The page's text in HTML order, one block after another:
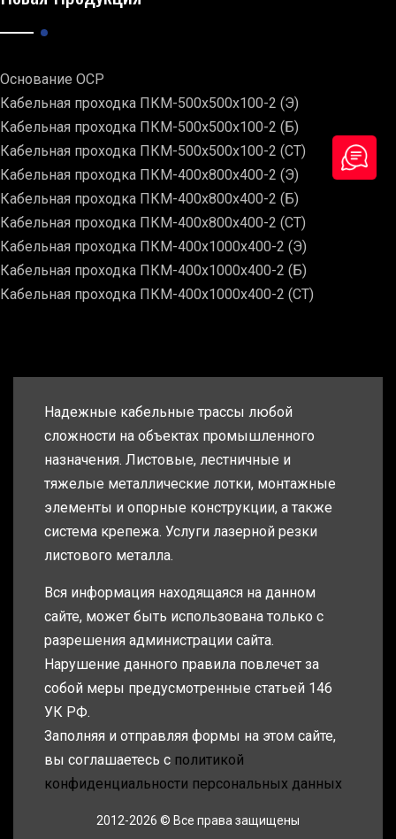
Основание ОСР
Кабельная проходка ПКМ-500х500х100-2 (Э)
Кабельная проходка ПКМ-500х500х100-2 (Б)
Кабельная проходка ПКМ-500х500х100-2 (СТ)
Кабельная проходка ПКМ-400х800х400-2 (Э)
Кабельная проходка ПКМ-400х800х400-2 (Б)
Кабельная проходка ПКМ-400х800х400-2 (СТ)
Кабельная проходка ПКМ-400х1000х400-2 (Э)
Кабельная проходка ПКМ-400х1000х400-2 (Б)
Кабельная проходка ПКМ-400х1000х400-2 (СТ)
Надежные кабельные трассы любой
сложности на объектах промышленного
назначения. Листовые, лестничные и
тяжелые металлические лотки, монтажные
элементы и опорные конструкции, а также
система крепежа. Услуги лазерной резки
листового металла.
Вся информация находящаяся на данном
сайте, может быть использована только с
разрешения администрации сайта.
Нарушение данного правила повлечет за
собой меры предусмотренные статьей 146
УК РФ.
Заполняя и отправляя формы на этом сайте,
вы соглашаетесь с политикой
конфиденциальности персональных данных
2012-2026 © Все права защищены